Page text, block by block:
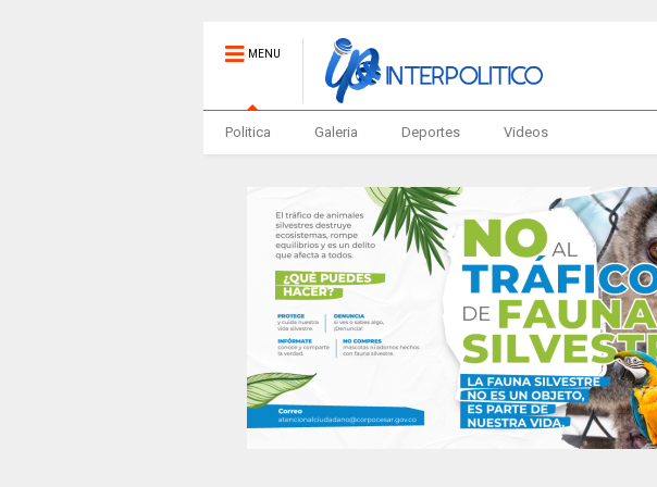
MENU
Politica Galeria Deportes Videos